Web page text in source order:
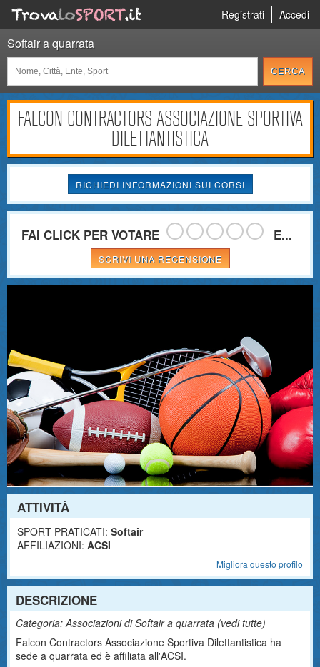
Registrati Accedi
Softair a quarrata
FALCON CONTRACTORS ASSOCIAZIONE SPORTIVA
DILETTANTISTICA
RICHIEDI INFORMAZIONI SUI CORSI
FAI CLICK PER VOTARE E...
SCRIVI UNA RECENSIONE
ATTIVITÀ
SPORT PRATICATI: Softair
AFFILIAZIONI: ACSI
Migliora questo profilo
DESCRIZIONE
Categoria: Associazioni di Softair a quarrata (vedi tutte)
Falcon Contractors Associazione Sportiva Dilettantistica ha
sede a quarrata ed è affiliata all'ACSI.